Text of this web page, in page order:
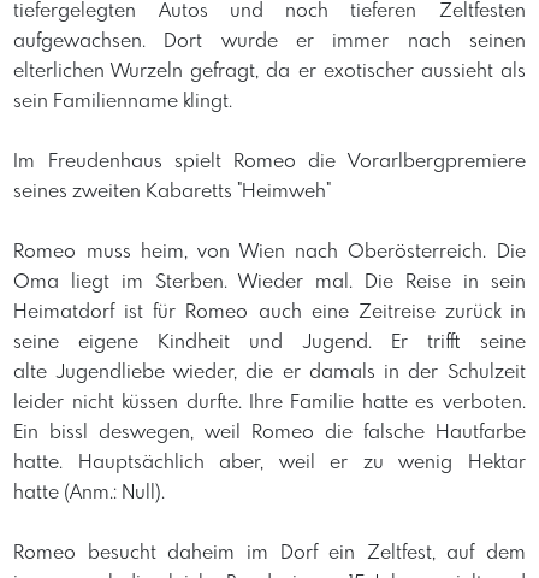
tiefergelegten Autos und noch tieferen Zeltfesten
aufgewachsen. Dort wurde er immer nach seinen
elterlichen Wurzeln gefragt, da er exotischer aussieht als
sein Familienname klingt.
Im Freudenhaus spielt Romeo die Vorarlbergpremiere
seines zweiten Kabaretts "Heimweh"
Romeo muss heim, von Wien nach Oberösterreich. Die
Oma liegt im Sterben. Wieder mal. Die Reise in sein
Heimatdorf ist für Romeo auch eine Zeitreise zurück in
seine eigene Kindheit und Jugend. Er trifft seine
alte Jugendliebe wieder, die er damals in der Schulzeit
leider nicht küssen durfte. Ihre Familie hatte es verboten.
Ein bissl deswegen, weil Romeo die falsche Hautfarbe
hatte. Hauptsächlich aber, weil er zu wenig Hektar
hatte (Anm.: Null).
Romeo besucht daheim im Dorf ein Zeltfest, auf dem